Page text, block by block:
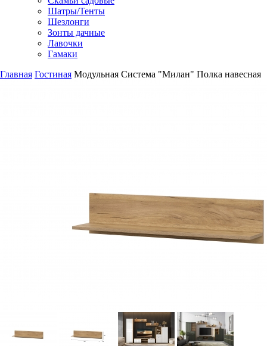
Шатры/Тенты
Шезлонги
Зонты дачные
Лавочки
Гамаки
Главная Гостиная Модульная Система "Милан" Полка навесная